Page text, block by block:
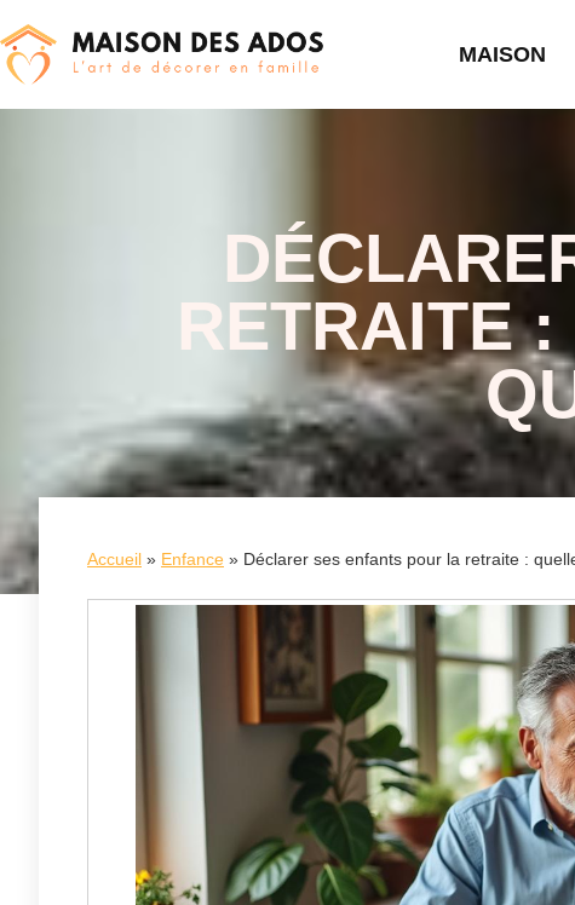
MAISON
RETRAITE
Accueil » Enfance » Déclarer ses enfants pour la retraite :